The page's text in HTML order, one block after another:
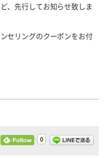
、先行してお知らせ致しま
セリングのクーポンをお付
0